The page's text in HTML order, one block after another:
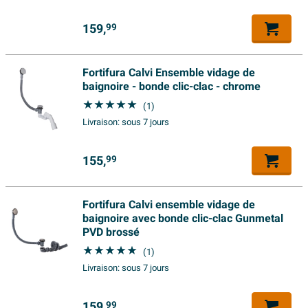
Endroit d'écoulement
centre
Type de baignoire
Forme intérieur baignoire
Couleur intérieure baignoire
Noir
Caractéristiques
Traitement anticalcaire
Vidange inclus
fabricant, ne sont pas couverts par la garantie.
159,99
Fortifura Calvi Ensemble vidage de
baignoire - bonde clic-clac - chrome
(1)
Livraison:sous 7 jours
155,99
Fortifura Calvi ensemble vidage de
baignoire avec bonde clic-clac Gunmetal
PVD brossé
(1)
Livraison:sous 7 jours